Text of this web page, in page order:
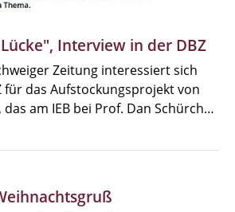
Interview in der DBZ
Zeitung interessiert sich
für das Aufstockungsprojekt von
am IEB bei Prof. Dan Schürch…